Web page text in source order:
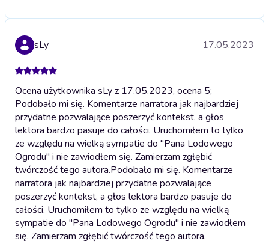
sLy 17.05.2023
Ocena użytkownika sLy z 17.05.2023, ocena 5;
Podobało mi się. Komentarze narratora jak najbardziej
przydatne pozwalające poszerzyć kontekst, a głos
lektora bardzo pasuje do całości. Uruchomiłem to tylko
ze względu na wielką sympatie do "Pana Lodowego
Ogrodu" i nie zawiodłem się. Zamierzam zgłębić
twórczość tego autora.Podobało mi się. Komentarze
narratora jak najbardziej przydatne pozwalające
poszerzyć kontekst, a głos lektora bardzo pasuje do
całości. Uruchomiłem to tylko ze względu na wielką
sympatie do "Pana Lodowego Ogrodu" i nie zawiodłem
się. Zamierzam zgłębić twórczość tego autora.